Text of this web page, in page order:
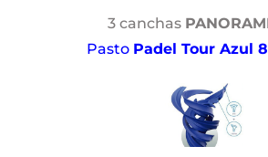
3 canchas
Pasto Padel Tour Azul